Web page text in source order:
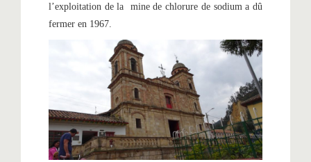
l’exploitation de la mine de chlorure de sodium a dû
fermer en 1967.